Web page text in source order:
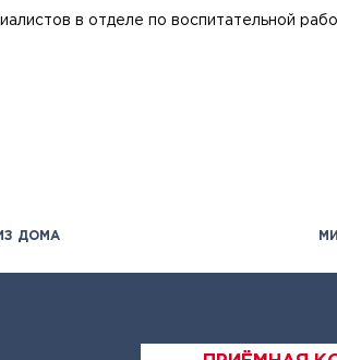
в отделе по воспитательной
ДОМА